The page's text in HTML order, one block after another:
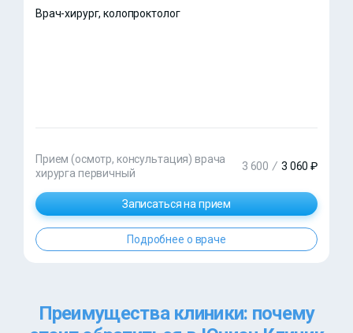
Врач-хирург, колопроктолог
Прием (осмотр, консультация) врача
хирурга первичный
3 600 / 3 060 ₽
Записаться на прием
Подробнее о враче
Преимущества клиники: почему